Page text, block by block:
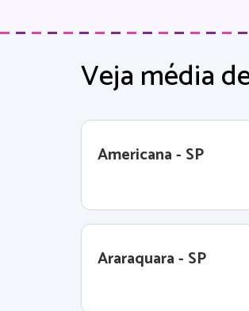
Veja média
Americana - SP
Araraquara - SP